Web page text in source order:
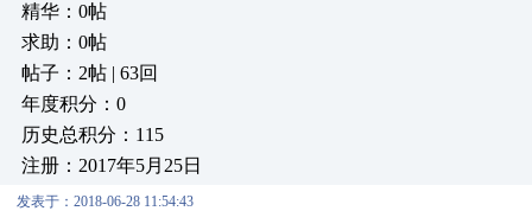
精华：0帖
求助：0帖
帖子：2帖 | 63回
年度积分：0
历史总积分：115
注册：2017年5月25日
发表于：2018-06-28 11:54:43